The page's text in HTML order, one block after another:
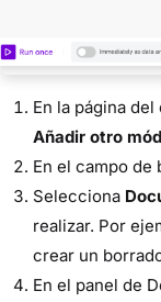
En la página
Añadir otro
En el campo de
Selecciona
realizar. Por
crear un
En el panel de